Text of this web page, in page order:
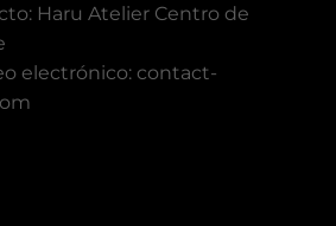
Haru Atelier Centro de
electrónico: contact-